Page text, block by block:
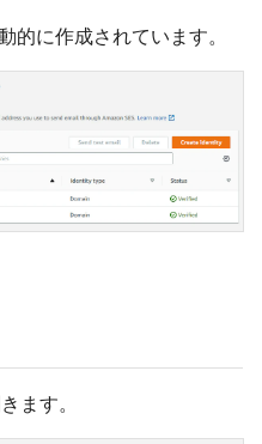
的に作成されています。
ます。